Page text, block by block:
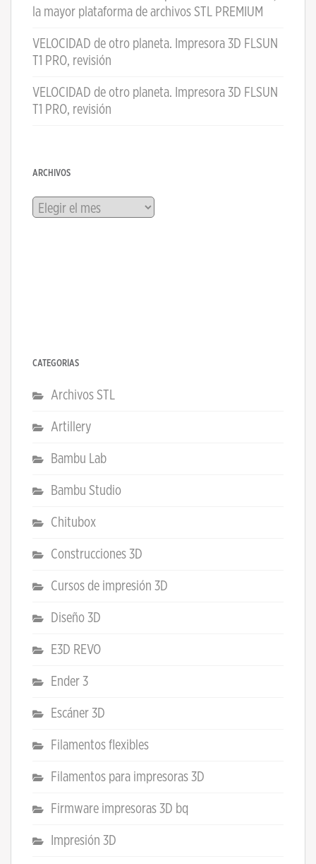
la mayor plataforma de archivos STL PREMIUM
VELOCIDAD de otro planeta. Impresora 3D FLSUN
T1 PRO, revisión
VELOCIDAD de otro planeta. Impresora 3D FLSUN
T1 PRO, revisión
ARCHIVOS
Archivos
CATEGORÍAS
Archivos STL
Artillery
Bambu Lab
Bambu Studio
Chitubox
Construcciones 3D
Cursos de impresión 3D
Diseño 3D
E3D REVO
Ender 3
Escáner 3D
Filamentos flexibles
Filamentos para impresoras 3D
Firmware impresoras 3D bq
Impresión 3D